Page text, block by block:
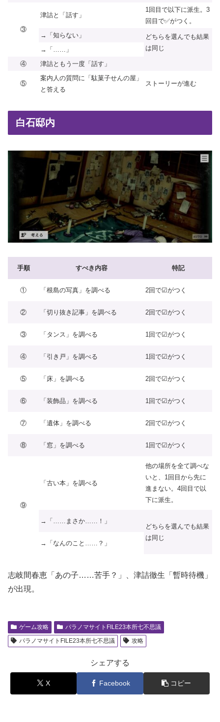
③
津詰と「話す」
1回目で以下に派生。3
回目で✅がつく。
→「知らない」
どちらを選んでも結果
は同じ
→「……」
④
津詰ともう一度「話す」
⑤
案内人の質問に「駄菓子せんの屋」
と答える
ストーリーが進む
白石邸内
手順 すべき内容 特記
① 「根島の写真」を調べる 2回で☑がつく
② 「切り抜き記事」を調べる 2回で☑がつく
③ 「タンス」を調べる 1回で☑がつく
④ 「引き戸」を調べる 1回で☑がつく
⑤ 「床」を調べる 2回で☑がつく
⑥ 「装飾品」を調べる 1回で☑がつく
⑦ 「遺体」を調べる 2回で☑がつく
⑧ 「窓」を調べる 1回で☑がつく
⑨
「古い本」を調べる
他の場所を全て調べな
いと、1回目から先に
進まない。4回目で以
下に派生。
→「……まさか……！」
どちらを選んでも結果
は同じ
→「なんのこと……？」
志岐間春恵「あの子……苦手？」、津詰徹生「暫時待機」
が出現。
ゲーム攻略
パラノマサイトFILE23本所七不思議
パラノマサイトFILE23本所七不思議
攻略
シェアする
X Facebook コピー